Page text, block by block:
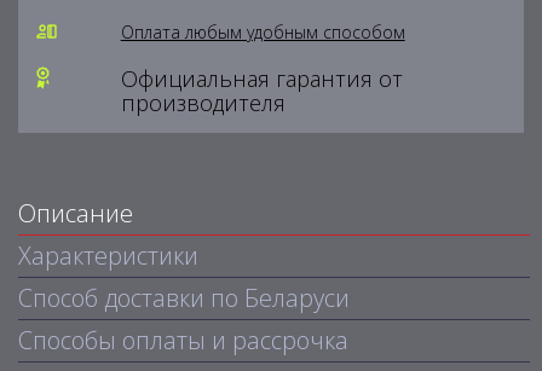
Оплата любым удобным способом
Официальная гарантия от
производителя
Описание
Характеристики
Способ доставки по Беларуси
Способы оплаты и рассрочка